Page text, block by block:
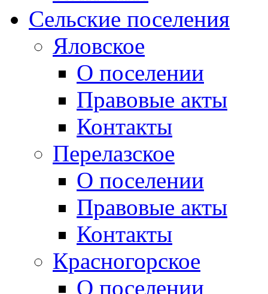
Сельские поселения
Яловское
О поселении
Правовые акты
Контакты
Перелазское
О поселении
Правовые акты
Контакты
Красногорское
О поселении